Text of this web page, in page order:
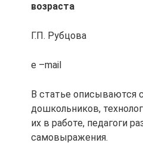
возраста
Г.П. Рубцова
e –mail
В статье описываются
дошкольников,
их в работе, педагоги
самовыражения.